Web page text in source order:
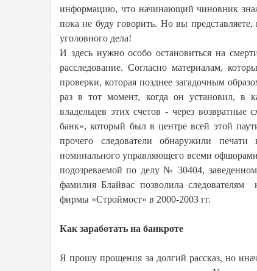
информацию, что начинающий чиновник
пока не буду говорить. Но вы
уголовного дела!
И здесь нужно особо остановиться на
расследование. Согласно материалам,
проверки, которая позднее загадочным
раз в тот момент, когда он установил, в
владельцев этих счетов - через
банк», который был в центре всей этой
прочего следователи обнаружили
номинального управляющего всеми
подозреваемой по делу № 30404,
фамилия Блайвас позволила следователям
фирмы «Строймост» в 2000-2003 гг.
Как заработать на банкроте
Я прошу прощения за долгий рассказ, но